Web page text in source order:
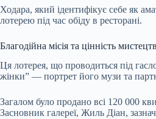
Ходара, який ідентифікує себе як
лотерею під час обіду в ресторані.
Благодійна місія та цінність
Ця лотерея, що проводиться під
жінки” — портрет його музи та
Загалом було продано всі 120 000
Засновник галереї, Жиль Діан,